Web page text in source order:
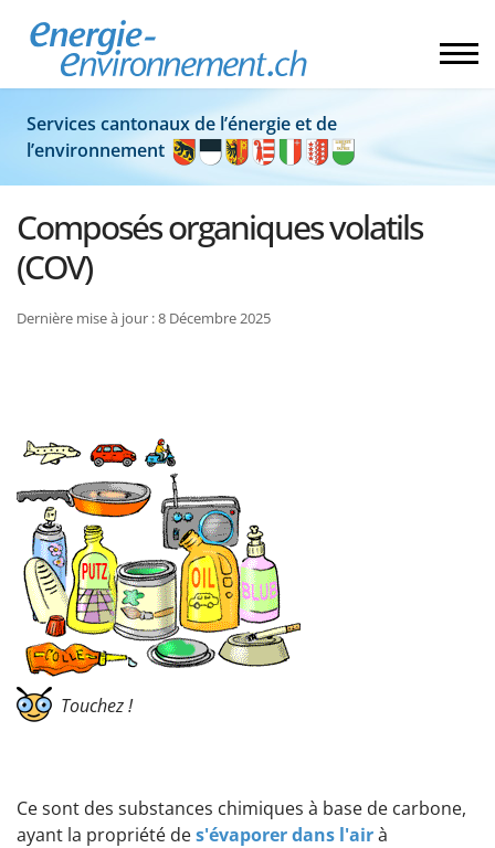
Services cantonaux de l’énergie et de
l’environnement
Composés organiques volatils
(COV)
Dernière mise à jour : 8 Décembre 2025
Touchez !
Ce sont des substances chimiques à base de carbone,
ayant la propriété des'évaporer dans l'airà